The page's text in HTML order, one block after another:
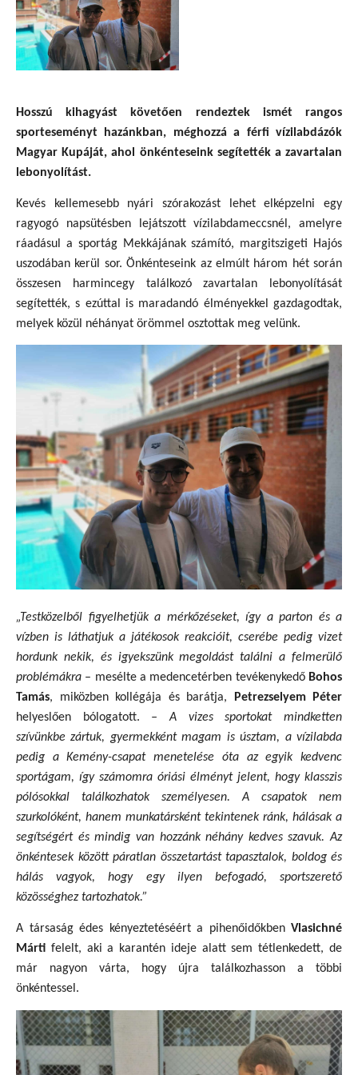
Hosszú kihagyást követően rendeztek ismét rangos
sporteseményt hazánkban, méghozzá a férfi vízilabdázók
Magyar Kupáját, ahol önkénteseink segítették a zavartalan
lebonyolítást.
Kevés kellemesebb nyári szórakozást lehet elképzelni egy
ragyogó napsütésben lejátszott vízilabdameccsnél, amelyre
ráadásul a sportág Mekkájának számító, margitszigeti Hajós
uszodában kerül sor. Önkénteseink az elmúlt három hét során
összesen harmincegy találkozó zavartalan lebonyolítását
segítették, s ezúttal is maradandó élményekkel gazdagodtak,
melyek közül néhányat örömmel osztottak meg velünk.
„Testközelből figyelhetjük a mérkőzéseket, így a parton és a
vízben is láthatjuk a játékosok reakcióit, cserébe pedig vizet
hordunk nekik, és igyekszünk megoldást találni a felmerülő
problémákra – mesélte a medencetérben tevékenykedő Bohos
Tamás, miközben kollégája és barátja,
Petrezselyem Péter
helyeslően bólogatott. – A vizes sportokat mindketten
szívünkbe zártuk, gyermekként magam is úsztam, a vízilabda
pedig a Kemény-csapat menetelése óta az egyik kedvenc
sportágam, így számomra óriási élményt jelent, hogy klasszis
pólósokkal találkozhatok személyesen. A csapatok nem
szurkolóként, hanem munkatársként tekintenek ránk, hálásak a
segítségért és mindig van hozzánk néhány kedves szavuk. Az
önkéntesek között páratlan összetartást tapasztalok, boldog és
hálás vagyok, hogy egy ilyen befogadó, sportszerető
közösséghez tartozhatok.”
A társaság édes kényeztetéséért a pihenőidőkben Vlasichné
Márti felelt, aki a karantén ideje alatt sem tétlenkedett, de
már nagyon várta, hogy újra találkozhasson a többi
önkéntessel.